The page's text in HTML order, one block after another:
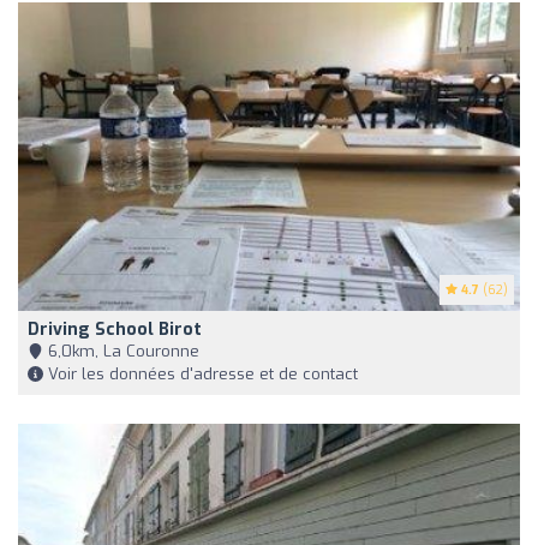
4.7 (62)
Driving School Birot
6,0km, La Couronne
Voir les données d'adresse et de contact